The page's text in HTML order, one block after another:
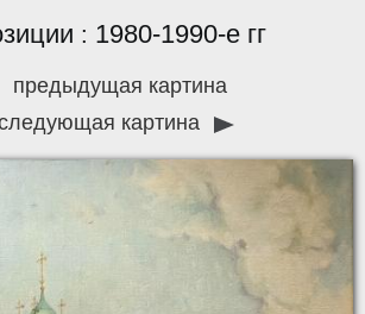
: 1980-1990-е гг
предыдущая картина
картина